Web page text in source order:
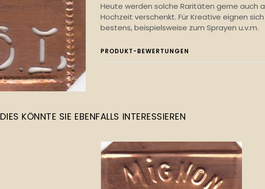
Heute werden solche Raritäten gerne auch
Hochzeit verschenkt. Für Kreative eignen
bestens, beispielsweise zum Sprayen u.v.m.
PRODUKT-BEWERTUNGEN
DIES KÖNNTE SIE EBENFALLS INTERESSIEREN